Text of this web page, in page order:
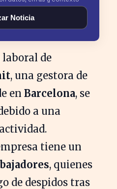
Noticia
de
, una gestora de
en Barcelona, se
a una
tiene un
, quienes
de despidos tras